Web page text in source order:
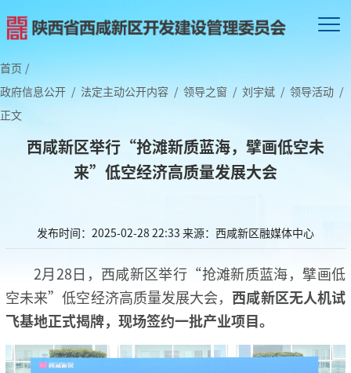
首页 /
政府信息公开 / 法定主动公开内容 / 领导之窗 / 刘宇斌 / 领导活动 /
正文
西咸新区举行“抢滩新质蓝海，擘画低空未
来”低空经济高质量发展大会
发布时间：2025-02-28 22:33 来源：西咸新区融媒体中心
2月28日，西咸新区举行“抢滩新质蓝海，擘画低
空未来”低空经济高质量发展大会， 西咸新区无人机试
飞基地正式揭牌， 现场签约一批产业项目。